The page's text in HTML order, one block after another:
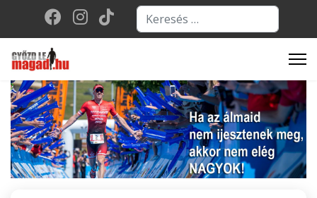
Keresés...
Type 2 or more